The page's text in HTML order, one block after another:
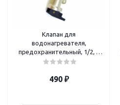
Клапан для
водонагревателя,
предохранительный, 1/2, с
ручкой, 7 бар, 0,7 МПа, код
490₽